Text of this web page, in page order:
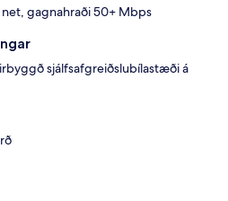
gagnahraði 50+ Mbps
sjálfsafgreiðslubílastæði á